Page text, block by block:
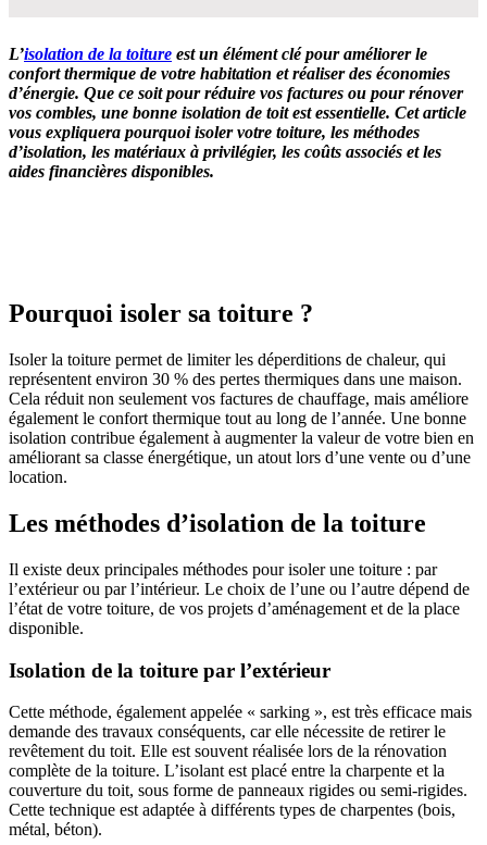
L’isolation de la toiture est un élément clé pour améliorer le
confort thermique de votre habitation et réaliser des économies
d’énergie. Que ce soit pour réduire vos factures ou pour rénover
vos combles, une bonne isolation de toit est essentielle. Cet article
vous expliquera pourquoi isoler votre toiture, les méthodes
d’isolation, les matériaux à privilégier, les coûts associés et les
aides financières disponibles.
Pourquoi isoler sa toiture ?
Isoler la toiture permet de limiter les déperditions de chaleur, qui
représentent environ 30 % des pertes thermiques dans une maison.
Cela réduit non seulement vos factures de chauffage, mais améliore
également le confort thermique tout au long de l’année. Une bonne
isolation contribue également à augmenter la valeur de votre bien en
améliorant sa classe énergétique, un atout lors d’une vente ou d’une
location.
Les méthodes d’isolation de la toiture
Il existe deux principales méthodes pour isoler une toiture : par
l’extérieur ou par l’intérieur. Le choix de l’une ou l’autre dépend de
l’état de votre toiture, de vos projets d’aménagement et de la place
disponible.
Isolation de la toiture par l’extérieur
Cette méthode, également appelée « sarking », est très efficace mais
demande des travaux conséquents, car elle nécessite de retirer le
revêtement du toit. Elle est souvent réalisée lors de la rénovation
complète de la toiture. L’isolant est placé entre la charpente et la
couverture du toit, sous forme de panneaux rigides ou semi-rigides.
Cette technique est adaptée à différents types de charpentes (bois,
métal, béton).